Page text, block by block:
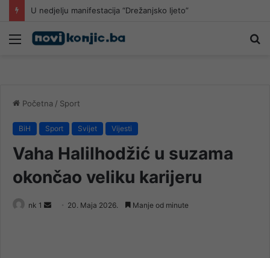
Tradicionalna manifestacija „Dubravsko ljeto 2026“
Meni
Početna / Sport
BiH Sport Svijet Vijesti
Vaha Halilhodžić u suzama
okončao veliku karijeru
nk 1
Send 20. Maja 2026. Manje od minute